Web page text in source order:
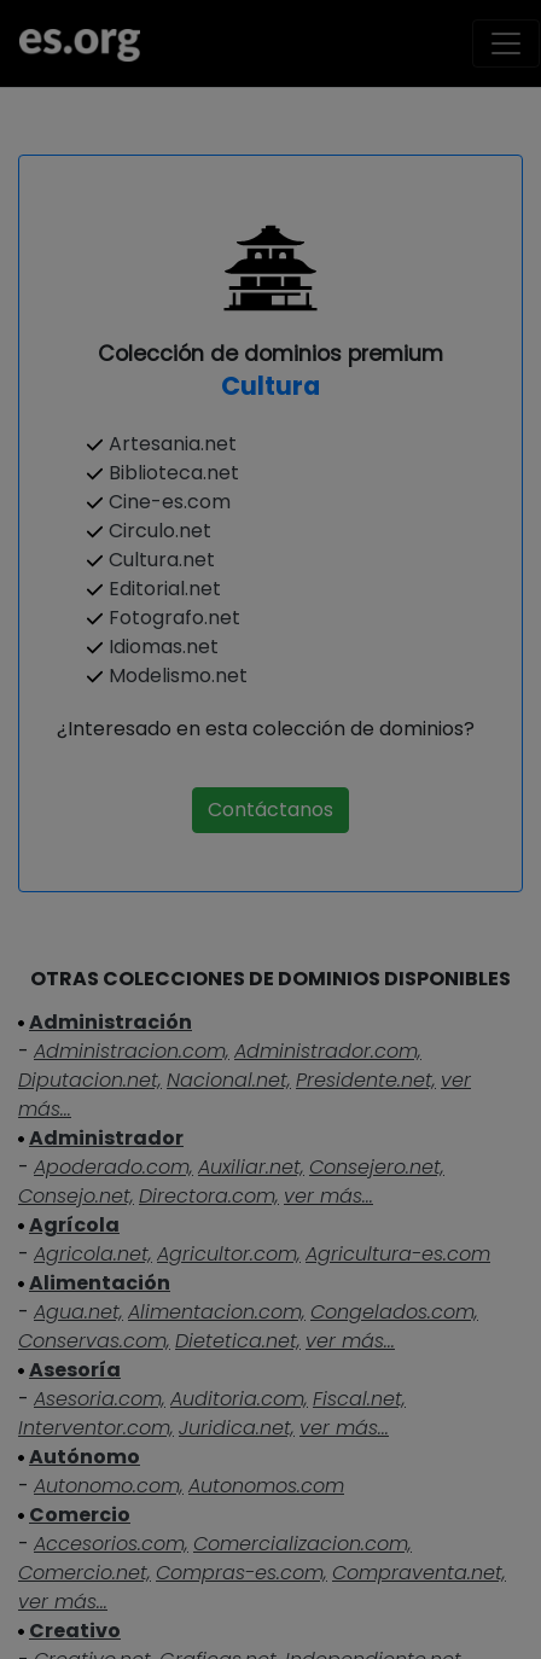
Colección de dominios premium
Cultura
Artesania.net
Biblioteca.net
Cine-es.com
Circulo.net
Cultura.net
Editorial.net
Fotografo.net
Idiomas.net
Modelismo.net
¿Interesado en esta colección de dominios?
Contáctanos
OTRAS COLECCIONES DE DOMINIOS DISPONIBLES
Administración
- Administracion.com, Administrador.com,
Diputacion.net, Nacional.net, Presidente.net, ver
más...
Administrador
- Apoderado.com, Auxiliar.net, Consejero.net,
Consejo.net, Directora.com, ver más...
Agrícola
- Agricola.net, Agricultor.com, Agricultura-es.com
Alimentación
- Agua.net, Alimentacion.com, Congelados.com,
Conservas.com, Dietetica.net, ver más...
Asesoría
- Asesoria.com, Auditoria.com, Fiscal.net,
Interventor.com, Juridica.net, ver más...
Autónomo
- Autonomo.com, Autonomos.com
Comercio
- Accesorios.com, Comercializacion.com,
Comercio.net, Compras-es.com, Compraventa.net,
ver más...
Creativo